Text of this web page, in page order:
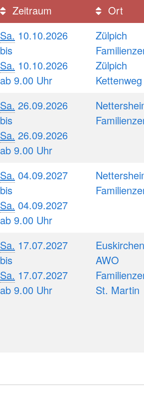
Zeitraum Ort
Sa. 10.10.2026
bis
Sa. 10.10.2026
ab 9.00 Uhr
Zülpich
Zülpich
Kettenweg
Sa. 26.09.2026
bis
Sa. 26.09.2026
ab 9.00 Uhr
Sa. 04.09.2027
bis
Sa. 04.09.2027
ab 9.00 Uhr
Sa. 17.07.2027
bis
Sa. 17.07.2027
ab 9.00 Uhr
AWO
St. Martin